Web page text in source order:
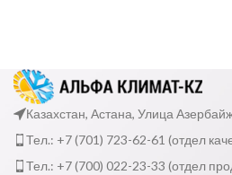
Казахстан, Астана, Улица
Тел.: +7 (701) 723-62-61 (отдел
Тел.: +7 (700) 022-23-33 (отдел